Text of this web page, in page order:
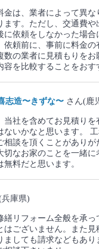
金は、業者によって異な
ます。ただし、交通費
に依頼をしなかった場合
依頼前に、事前に料金の
数の業者に見積もりをお
を比較することをおす
志造〜きずな〜 さん(鹿
当社を含めてお見積り
ないかなと思います。
相談を頂くことがありが
切なお家のことを一緒に
料だと思います。
兵庫県)
繕リフォーム全般を承
はございません。また見
ましても請求などもあ